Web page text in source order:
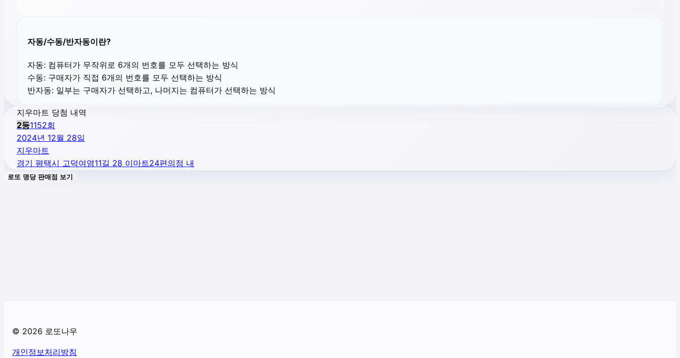
자동/수동/반자동이란?
자동: 컴퓨터가 무작위로 6개의 번호를 모두 선택하는 방식
수동: 구매자가 직접 6개의 번호를 모두 선택하는 방식
반자동: 일부는 구매자가 선택하고, 나머지는 컴퓨터가 선택하는 방식
지우마트 당첨 내역
2등1152회
2024년 12월 28일
지우마트
경기 평택시 고덕여염11길 28 이마트24편의점 내
로또 명당 판매점 보기
© 2026 로또나우
개인정보처리방침